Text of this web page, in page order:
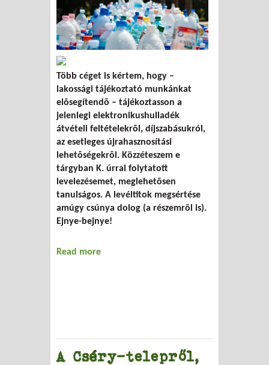
Több céget is kértem, hogy –
lakossági tájékoztató munkánkat
elõsegítendõ – tájékoztasson a
jelenlegi elektronikushulladék
átvételi feltételekrõl, díjszabásukról,
az esetleges újrahasznosítási
lehetõségekrõl. Közzéteszem e
tárgyban K. úrral folytatott
levelezésemet, meglehetõsen
tanulságos. A levéltitok megsértése
amúgy csúnya dolog (a részemrõl is).
Ejnye-bejnye!
Read more
A Cséry-telepről,